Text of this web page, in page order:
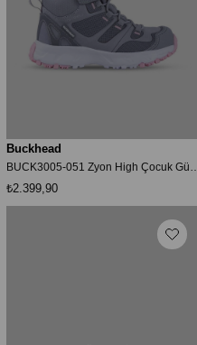
Buckhead
₺2.399,90